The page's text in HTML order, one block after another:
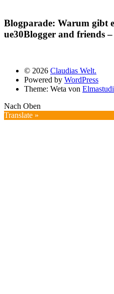
Blogparade: Warum gibt
ue30Blogger and friends –
© 2026 Claudias Welt.
Powered by WordPress
Theme: Weta von
Nach Oben
Translate »